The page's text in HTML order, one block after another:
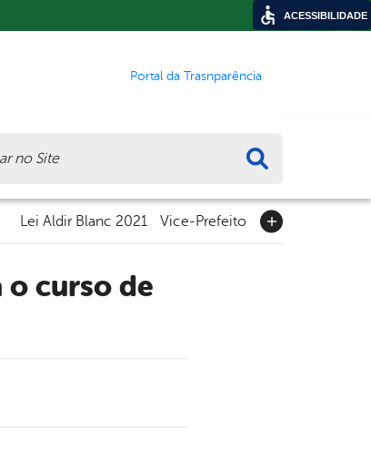
Portal da Trasnparência
Lei Aldir Blanc 2021 Vice-Prefeito
ACESSIBILIDADE